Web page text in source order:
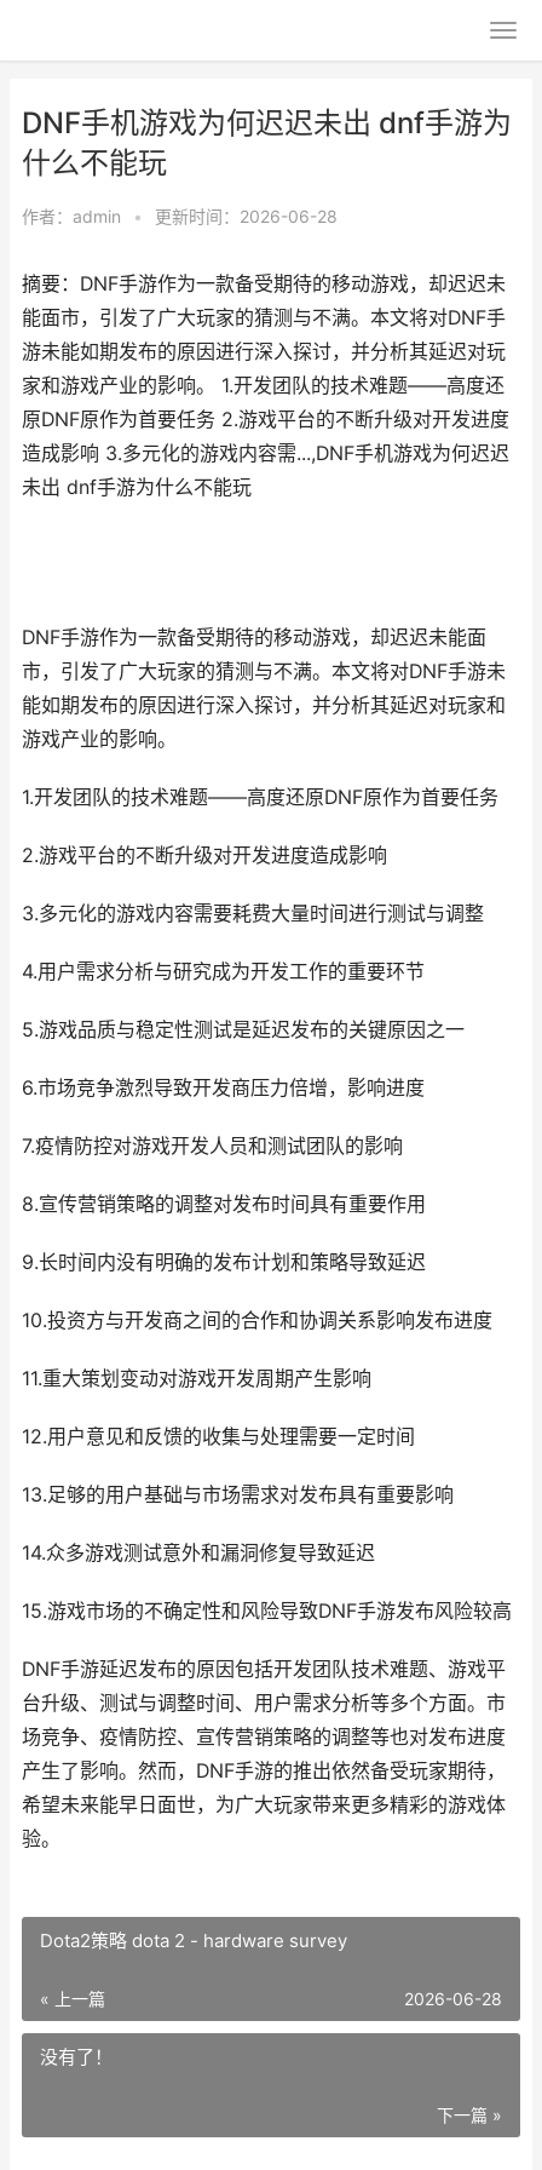
DNF手机游戏为何迟迟未出 dnf手游为
什么不能玩
作者： admin • 更新时间：2026-06-28
摘要：DNF手游作为一款备受期待的移动游戏，却迟迟未
能面市，引发了广大玩家的猜测与不满。本文将对DNF手
游未能如期发布的原因进行深入探讨，并分析其延迟对玩
家和游戏产业的影响。 1.开发团队的技术难题——高度还
原DNF原作为首要任务 2.游戏平台的不断升级对开发进度
造成影响 3.多元化的游戏内容需...,DNF手机游戏为何迟迟
未出 dnf手游为什么不能玩
DNF手游作为一款备受期待的移动游戏，却迟迟未能面
市，引发了广大玩家的猜测与不满。本文将对DNF手游未
能如期发布的原因进行深入探讨，并分析其延迟对玩家和
游戏产业的影响。
1.开发团队的技术难题——高度还原DNF原作为首要任务
2.游戏平台的不断升级对开发进度造成影响
3.多元化的游戏内容需要耗费大量时间进行测试与调整
4.用户需求分析与研究成为开发工作的重要环节
5.游戏品质与稳定性测试是延迟发布的关键原因之一
6.市场竞争激烈导致开发商压力倍增，影响进度
7.疫情防控对游戏开发人员和测试团队的影响
8.宣传营销策略的调整对发布时间具有重要作用
9.长时间内没有明确的发布计划和策略导致延迟
10.投资方与开发商之间的合作和协调关系影响发布进度
11.重大策划变动对游戏开发周期产生影响
12.用户意见和反馈的收集与处理需要一定时间
13.足够的用户基础与市场需求对发布具有重要影响
14.众多游戏测试意外和漏洞修复导致延迟
15.游戏市场的不确定性和风险导致DNF手游发布风险较高
DNF手游延迟发布的原因包括开发团队技术难题、游戏平
台升级、测试与调整时间、用户需求分析等多个方面。市
场竞争、疫情防控、宣传营销策略的调整等也对发布进度
产生了影响。然而，DNF手游的推出依然备受玩家期待，
希望未来能早日面世，为广大玩家带来更多精彩的游戏体
验。
Dota2策略 dota 2 - hardware survey
« 上一篇 2026-06-28
没有了！
下一篇 »